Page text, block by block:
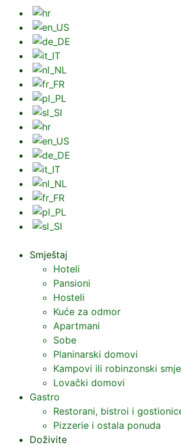
Smještaj
Hoteli
Pansioni
Hosteli
Kuće za odmor
Apartmani
Sobe
Planinarski domovi
Kampovi ili robinzonski
Lovački domovi
Gastro
Restorani, bistroi i
Pizzerie i ostala ponuda
Doživite